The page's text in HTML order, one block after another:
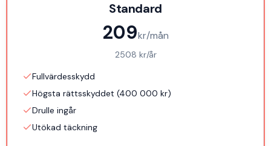
Standard
209kr/mån
2508 kr/år
Fullvärdesskydd
Högsta rättsskyddet (400 000 kr)
Drulle ingår
Utökad täckning